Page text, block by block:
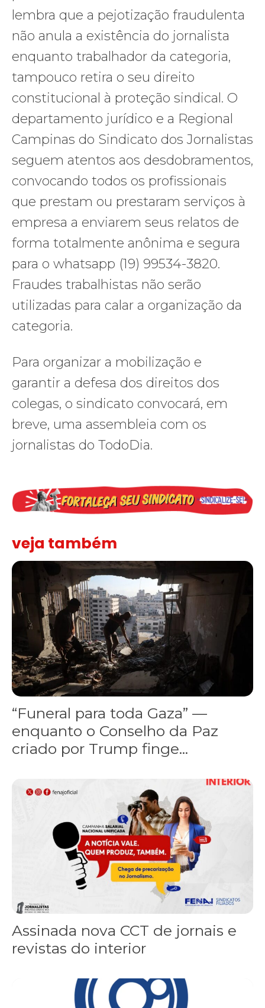
lembra que a pejotização fraudulenta
não anula a existência do jornalista
enquanto trabalhador da categoria,
tampouco retira o seu direito
constitucional à proteção sindical. O
departamento jurídico e a Regional
Campinas do Sindicato dos Jornalistas
seguem atentos aos desdobramentos,
convocando todos os profissionais
que prestam ou prestaram serviços à
empresa a enviarem seus relatos de
forma totalmente anônima e segura
para o whatsapp (19) 99534-3820.
Fraudes trabalhistas não serão
utilizadas para calar a organização da
categoria.
Para organizar a mobilização e
garantir a defesa dos direitos dos
colegas, o sindicato convocará, em
breve, uma assembleia com os
jornalistas do TodoDia.
veja também
“Funeral para toda Gaza” — enquanto o Conselho da Paz
“Funeral para toda Gaza” —
enquanto o Conselho da Paz
criado por Trump finge...
Assinada nova CCT de jornais e revistas do interior
Assinada nova CCT de jornais e
revistas do interior
Sindicato leva reivindicações à TV TEM, denunciada de cometer